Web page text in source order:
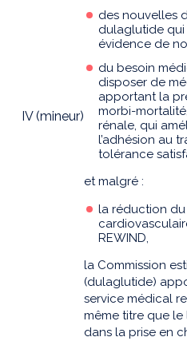
IV (mineur)
des nouvelles
dulaglutide qui
évidence de
du besoin
disposer de
apportant la
morbi-
rénale, qui
l’adhésion au
tolérance
et malgré :
la réduction
REWIND,
la Commission
(dulaglutide)
service médical
même titre que le
dans la prise en